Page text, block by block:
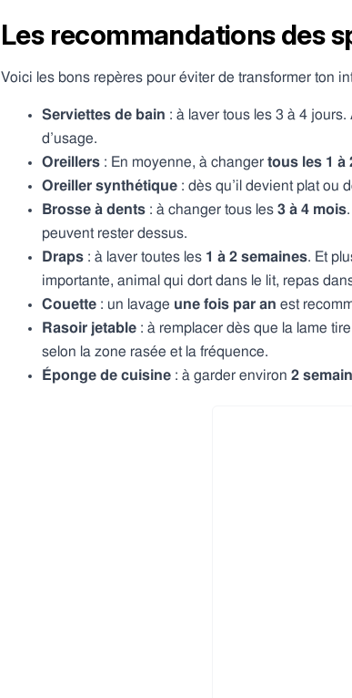
Les recommandations des
Voici les bons repères pour éviter de transformer ton
Serviettes de bain : à laver tous les 3 à 4 jours.
d’usage.
Oreillers : En moyenne, à changer tous les 1 à
Oreiller synthétique : dès qu’il devient plat ou
Brosse à dents : à changer tous les 3 à 4 mois
peuvent rester dessus.
Draps : à laver toutes les 1 à 2 semaines. Et
importante, animal qui dort dans le lit, repas
Couette : un lavage une fois par an est
Rasoir jetable : à remplacer dès que la lame
selon la zone rasée et la fréquence.
Éponge de cuisine : à garder environ 2